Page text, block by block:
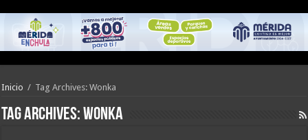
Inicio / Tag Archives: Wonka
Tag Archives:Wonka